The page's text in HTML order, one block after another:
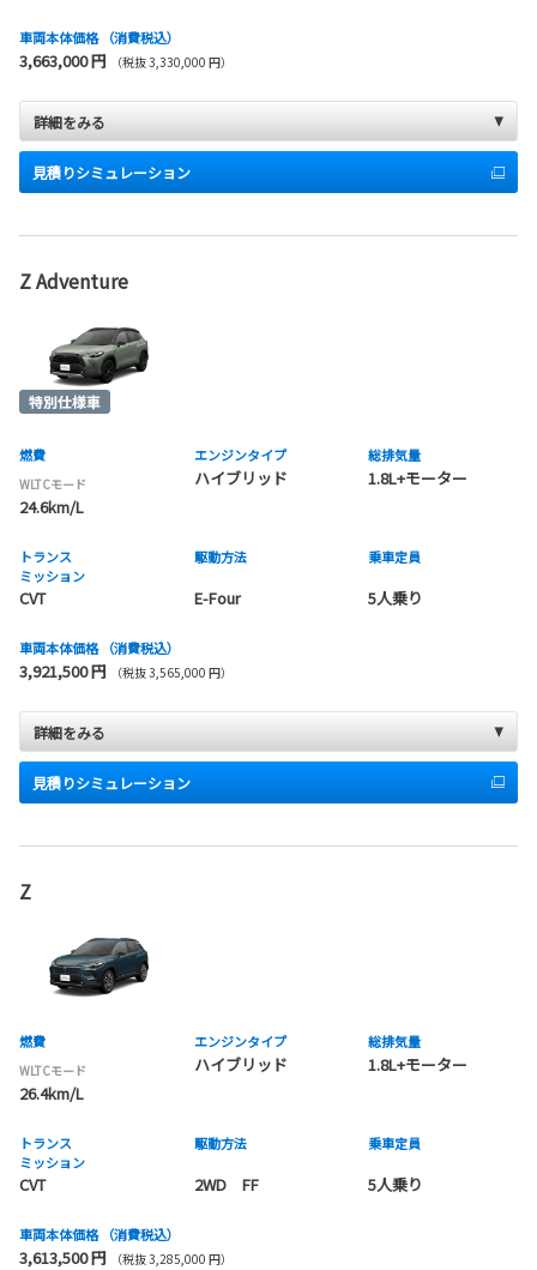
車両本体価格 （消費税込）
3,663,000 円 （税抜 3,330,000 円）
詳細をみる
見積りシミュレーション
Z Adventure
燃費
WLTCモード
24.6km/L
エンジンタイプ
ハイブリッド
総排気量
1.8L+モーター
トランス
ミッション
CVT
駆動方法
E-Four
乗車定員
5人乗り
車両本体価格 （消費税込）
3,921,500 円 （税抜 3,565,000 円）
詳細をみる
見積りシミュレーション
Z
燃費
WLTCモード
26.4km/L
エンジンタイプ
ハイブリッド
総排気量
1.8L+モーター
トランス
ミッション
CVT
駆動方法
2WD FF
乗車定員
5人乗り
車両本体価格 （消費税込）
3,613,500 円 （税抜 3,285,000 円）